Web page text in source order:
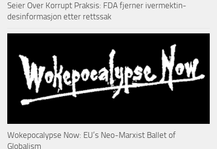
Seier Over Korrupt Praksis: FDA fjerner ivermektin-
desinformasjon etter rettssak
Wokepocalypse Now: EU’s Neo-Marxist Ballet of
Globalism